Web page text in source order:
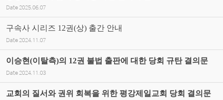
Date 2025.06.07
구속사 시리즈 12권(상) 출간 안내
Date 2024.11.07
이승현(이탈측)의 12권 불법 출판에 대한 당회 규탄 결의문
Date 2024.11.03
교회의 질서와 권위 회복을 위한 평강제일교회 당회 결의문